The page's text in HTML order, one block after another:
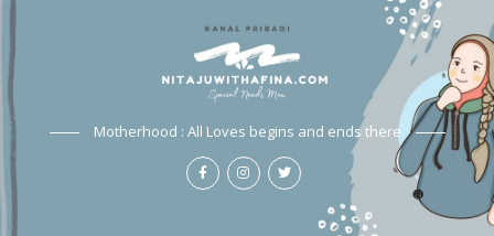
Motherhood : All Loves begins and ends there